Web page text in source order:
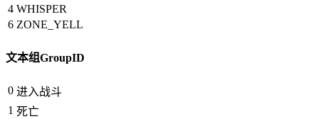
4 WHISPER
6 ZONE_YELL
文本组GroupID
0 进入战斗
1 死亡